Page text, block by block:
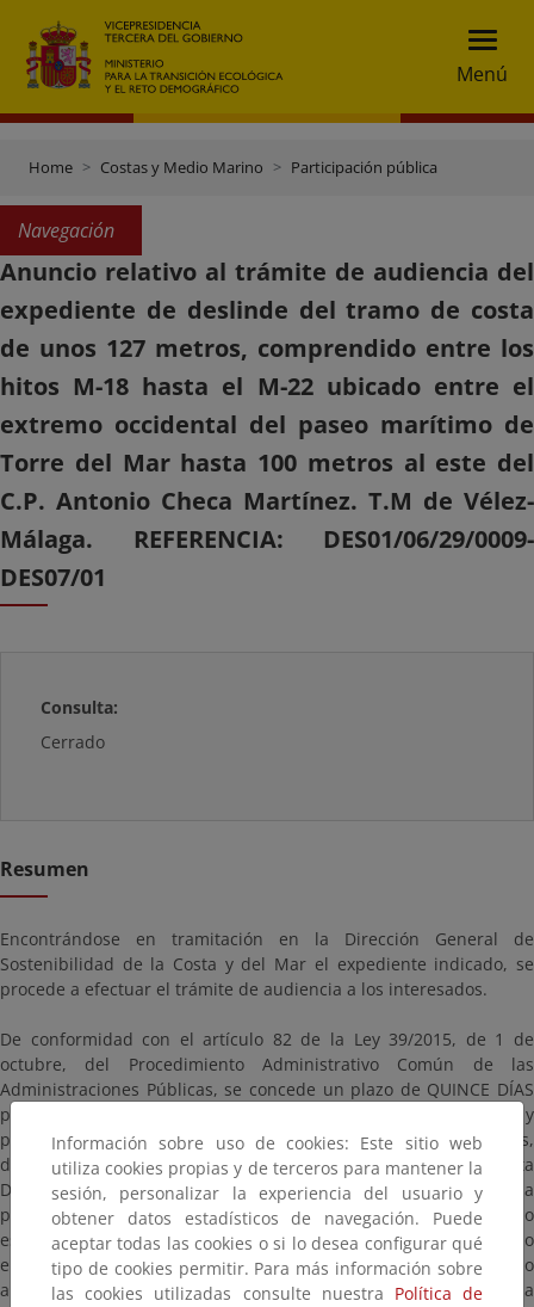
Menú
Home Costas y Medio Marino Participación pública
Navegación
Anuncio relativo al trámite de audiencia del
expediente de deslinde del tramo de costa
de unos 127 metros, comprendido entre los
hitos M-18 hasta el M-22 ubicado entre el
extremo occidental del paseo marítimo de
Torre del Mar hasta 100 metros al este del
C.P. Antonio Checa Martínez. T.M de Vélez-
Málaga. REFERENCIA: DES01/06/29/0009-
DES07/01
Consulta:
Cerrado
Resumen
Encontrándose en tramitación en la Dirección General de
Sostenibilidad de la Costa y del Mar el expediente indicado, se
procede a efectuar el trámite de audiencia a los interesados.
De conformidad con el artículo 82 de la Ley 39/2015, de 1 de
octubre, del Procedimiento Administrativo Común de las
Administraciones Públicas, se concede un plazo de QUINCE DÍAS
para que dentro del mismo puedan examinar el expediente y
presentar, también dentro de este mismo plazo, los escritos,
documentos y pruebas que estimen conveniente. Esta
Demarcación, vistas las características del expediente y la
pluralidad de interesados en el mismo, y al amparo de lo
establecido en el artículo 82 antes mencionado, acuerda de oficio
en este mismo acto la ampliación del mencionado plazo pasando
a ser de VEINTIDÓS días hábiles a partir del día siguiente al de la
Información sobre uso de cookies: Este sitio web
utiliza cookies propias y de terceros para mantener la
sesión, personalizar la experiencia del usuario y
obtener datos estadísticos de navegación. Puede
aceptar todas las cookies o si lo desea configurar qué
tipo de cookies permitir. Para más información sobre
las cookies utilizadas consulte nuestra Política de